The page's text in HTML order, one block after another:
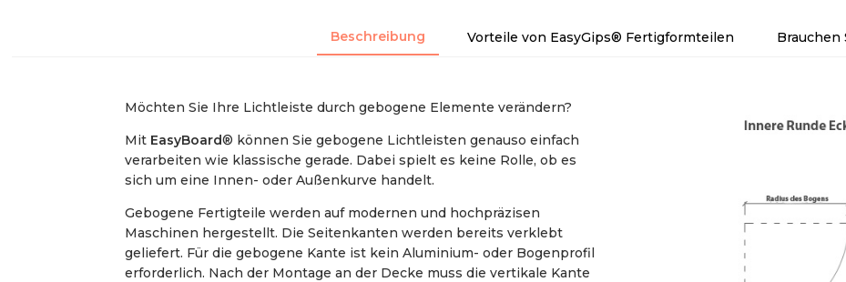
Beschreibung Vorteile von EasyGips® Fertigformteilen Brauchen
Möchten Sie Ihre Lichtleiste durch gebogene Elemente verändern?
Mit EasyBoard® können Sie gebogene Lichtleisten genauso einfach
verarbeiten wie klassische gerade. Dabei spielt es keine Rolle, ob es
sich um eine Innen- oder Außenkurve handelt.
Gebogene Fertigteile werden auf modernen und hochpräzisen
Maschinen hergestellt. Die Seitenkanten werden bereits verklebt
geliefert. Für die gebogene Kante ist kein Aluminium- oder Bogenprofil
erforderlich. Nach der Montage an der Decke muss die vertikale Kante